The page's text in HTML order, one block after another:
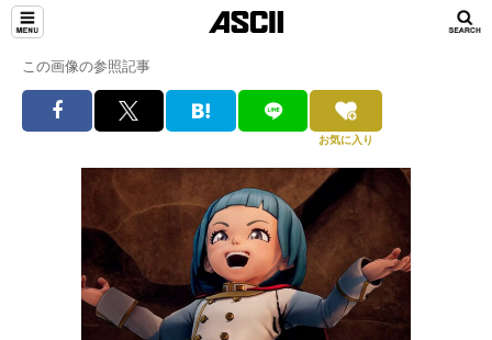
この画像の参照記事
お気に入り